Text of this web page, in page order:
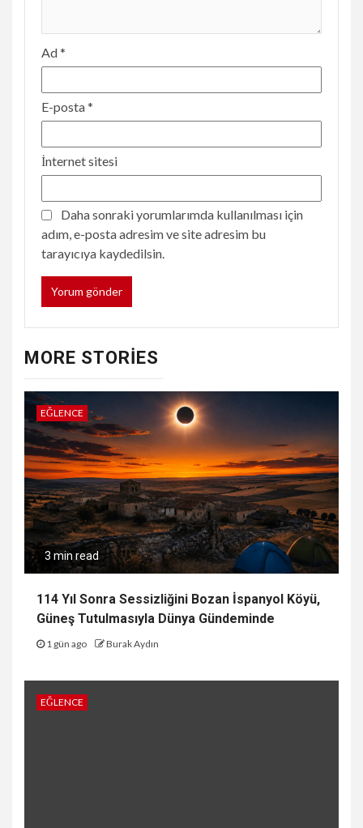
Ad*
E-posta*
İnternet sitesi
Daha sonraki yorumlarımda kullanılması için
adım, e-posta adresim ve site adresim bu
tarayıcıya kaydedilsin.
MORE STORIES
EĞLENCE
3 min read
114 Yıl Sonra Sessizliğini Bozan İspanyol Köyü,
Güneş Tutulmasıyla Dünya Gündeminde
1 gün ago Burak Aydın
EĞLENCE